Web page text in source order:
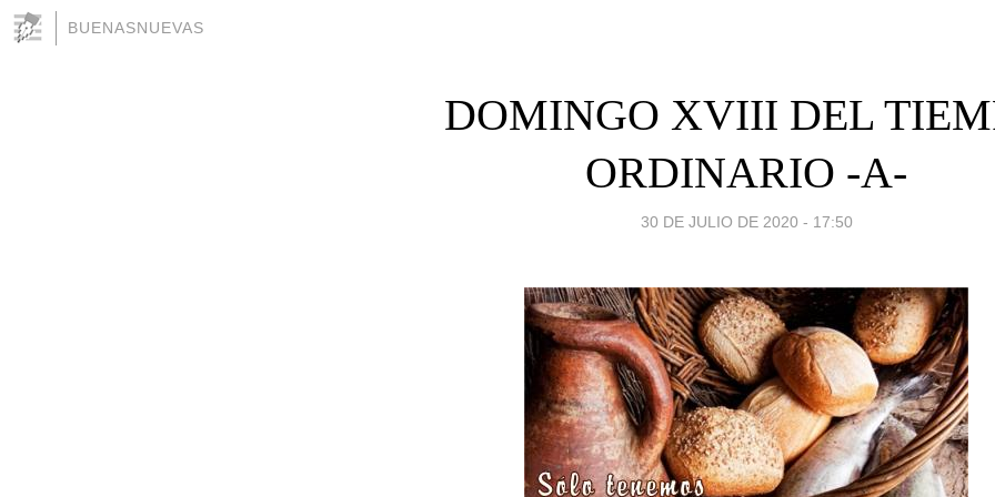
BUENASNUEVAS
DOMINGO XVIII DEL
ORDINARIO -A-
30 DE JULIO DE 2020 - 17:50